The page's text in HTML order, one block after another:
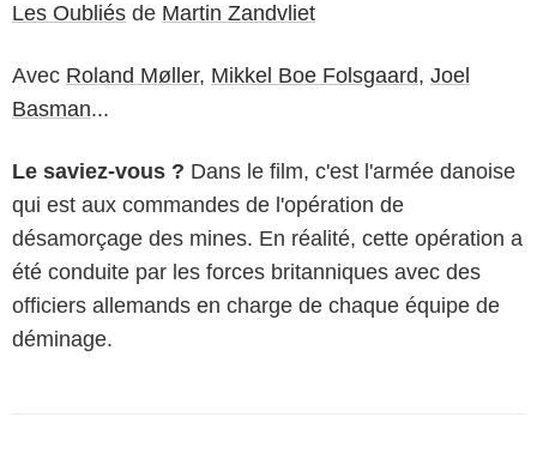
Les Oubliés de Martin Zandvliet
Avec Roland Møller, Mikkel Boe Folsgaard, Joel
Basman...
Le saviez-vous ? Dans le film, c'est l'armée danoise
qui est aux commandes de l'opération de
désamorçage des mines. En réalité, cette opération a
été conduite par les forces britanniques avec des
officiers allemands en charge de chaque équipe de
déminage.